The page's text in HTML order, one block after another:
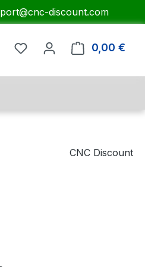
discount.com
0,00 €
CNC Discount